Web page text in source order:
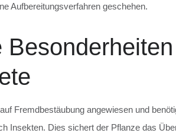
Aufbereitungsverfahren geschehen.
Fremdbestäubung angewiesen und
Insekten. Dies sichert der Pflanze das